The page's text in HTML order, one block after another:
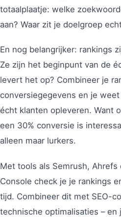
totaalplaatje: welke
aan? Waar zit je doelgroep
En nog belangrijker: rankings
Ze zijn het beginpunt van de
levert het op? Combineer je
conversiegegevens en je
écht klanten opleveren. Want
een 30% conversie is
alleen maar lurkers.
Met tools als Semrush, Ahrefs
Console check je je rankings
tijd. Combineer dit met SEO-
technische optimalisaties – en